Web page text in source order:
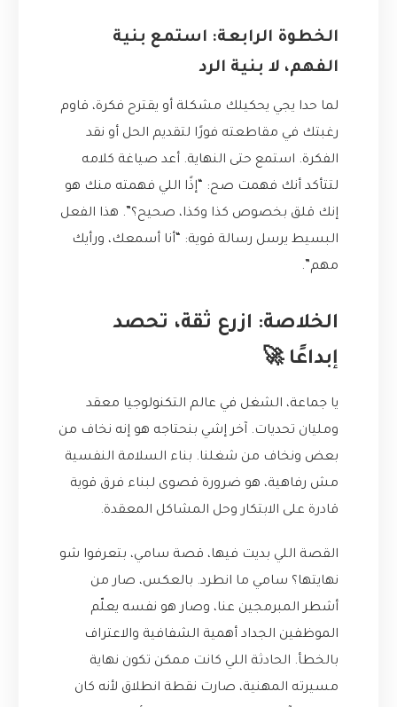
الخطوة الرابعة: استمع بنية
الفهم، لا بنية الرد
لما حدا يجي يحكيلك مشكلة أو يقترح فكرة، قاوم
رغبتك في مقاطعته فورًا لتقديم الحل أو نقد
الفكرة. استمع حتى النهاية. أعد صياغة كلامه
لتتأكد أنك فهمت صح: “إذًا اللي فهمته منك هو
إنك قلق بخصوص كذا وكذا، صحيح؟”. هذا الفعل
البسيط يرسل رسالة قوية: “أنا أسمعك، ورأيك
مهم”.
الخلاصة: ازرع ثقة، تحصد
إبداعًا 🚀
يا جماعة، الشغل في عالم التكنولوجيا معقد
ومليان تحديات. آخر إشي بنحتاجه هو إنه نخاف من
بعض ونخاف من شغلنا. بناء السلامة النفسية
مش رفاهية، هو ضرورة قصوى لبناء فرق قوية
قادرة على الابتكار وحل المشاكل المعقدة.
القصة اللي بديت فيها، قصة سامي، بتعرفوا شو
نهايتها؟ سامي ما انطرد. بالعكس، صار من
أشطر المبرمجين عنا، وصار هو نفسه يعلّم
الموظفين الجداد أهمية الشفافية والاعتراف
بالخطأ. الحادثة اللي كانت ممكن تكون نهاية
مسيرته المهنية، صارت نقطة انطلاق لأنه كان